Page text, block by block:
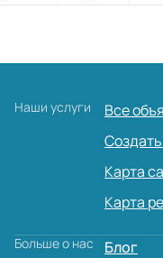
Наши услуги
Все
Карта
Карта
Больше о нас
Блог